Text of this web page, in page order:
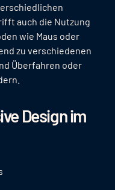
auch die Nutzung
wie Maus oder
zu verschiedenen
Überfahren oder
Design im